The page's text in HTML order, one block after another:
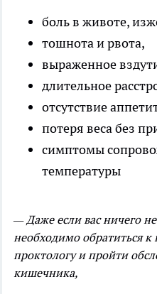
боль в животе,
тошнота и рвота,
выраженное
длительное
отсутствие
потеря веса без
симптомы
температуры
— Даже если вас ничего
необходимо обратиться к
проктологу и пройти
кишечника,